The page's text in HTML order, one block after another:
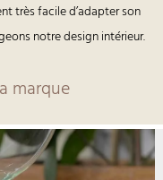
très facile d’adapter son
notre design intérieur.
marque